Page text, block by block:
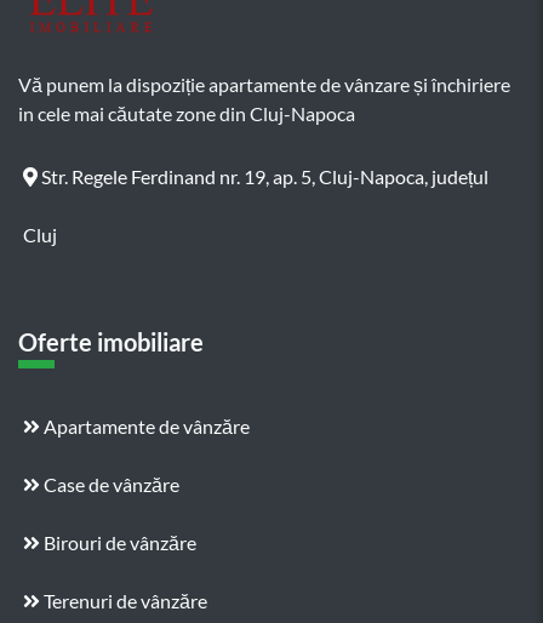
Vă punem la dispoziție apartamente de vânzare și închiriere
in cele mai căutate zone din Cluj-Napoca
Str. Regele Ferdinand nr. 19, ap. 5, Cluj-Napoca, județul
Cluj
Oferte imobiliare
Apartamente de vânzăre
Case de vânzăre
Birouri de vânzăre
Terenuri de vânzăre